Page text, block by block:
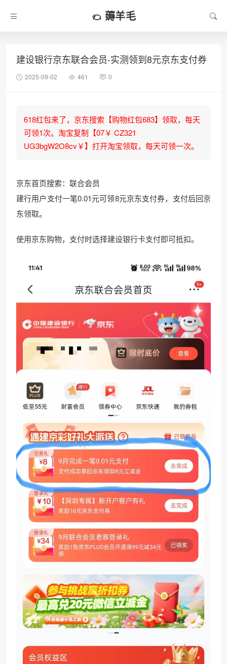
薅羊毛
建设银行京东联合会员-实测领到8元京东支付券
2025-09-02 461 0
618红包来了，京东搜索【购物红包683】领取，每天
可领1次。淘宝复制【07￥ CZ321
UG3bgW2O8cv￥】打开淘宝领取，每天可领一次。
京东首页搜索：联合会员
建行用户支付一笔0.01元可领8元京东支付券，支付后回京
东领取。
使用京东购物，支付时选择建设银行卡支付即可抵扣。